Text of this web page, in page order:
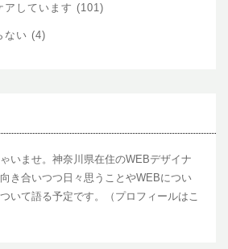
アしています (101)
ない (4)
いませ。神奈川県在住のWEBデザイナ
き合いつつ日々思うことやWEBについ
いて語る予定です。（ プロフィールはこ